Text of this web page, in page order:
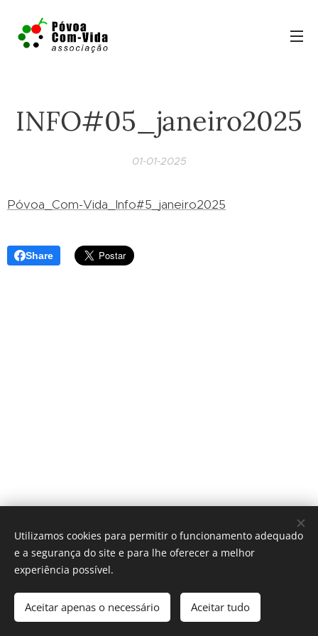
INFO#05_janeiro2025
01-01-2025
Póvoa_Com-Vida_Info#5_janeiro2025
Share
Desenvolvido porWebnode Cookies
Utilizamos cookies para permitir o funcionamento adequado
e a segurança do site e para lhe oferecer a melhor
experiência possível.
Aceitar apenas o necessário Aceitar tudo